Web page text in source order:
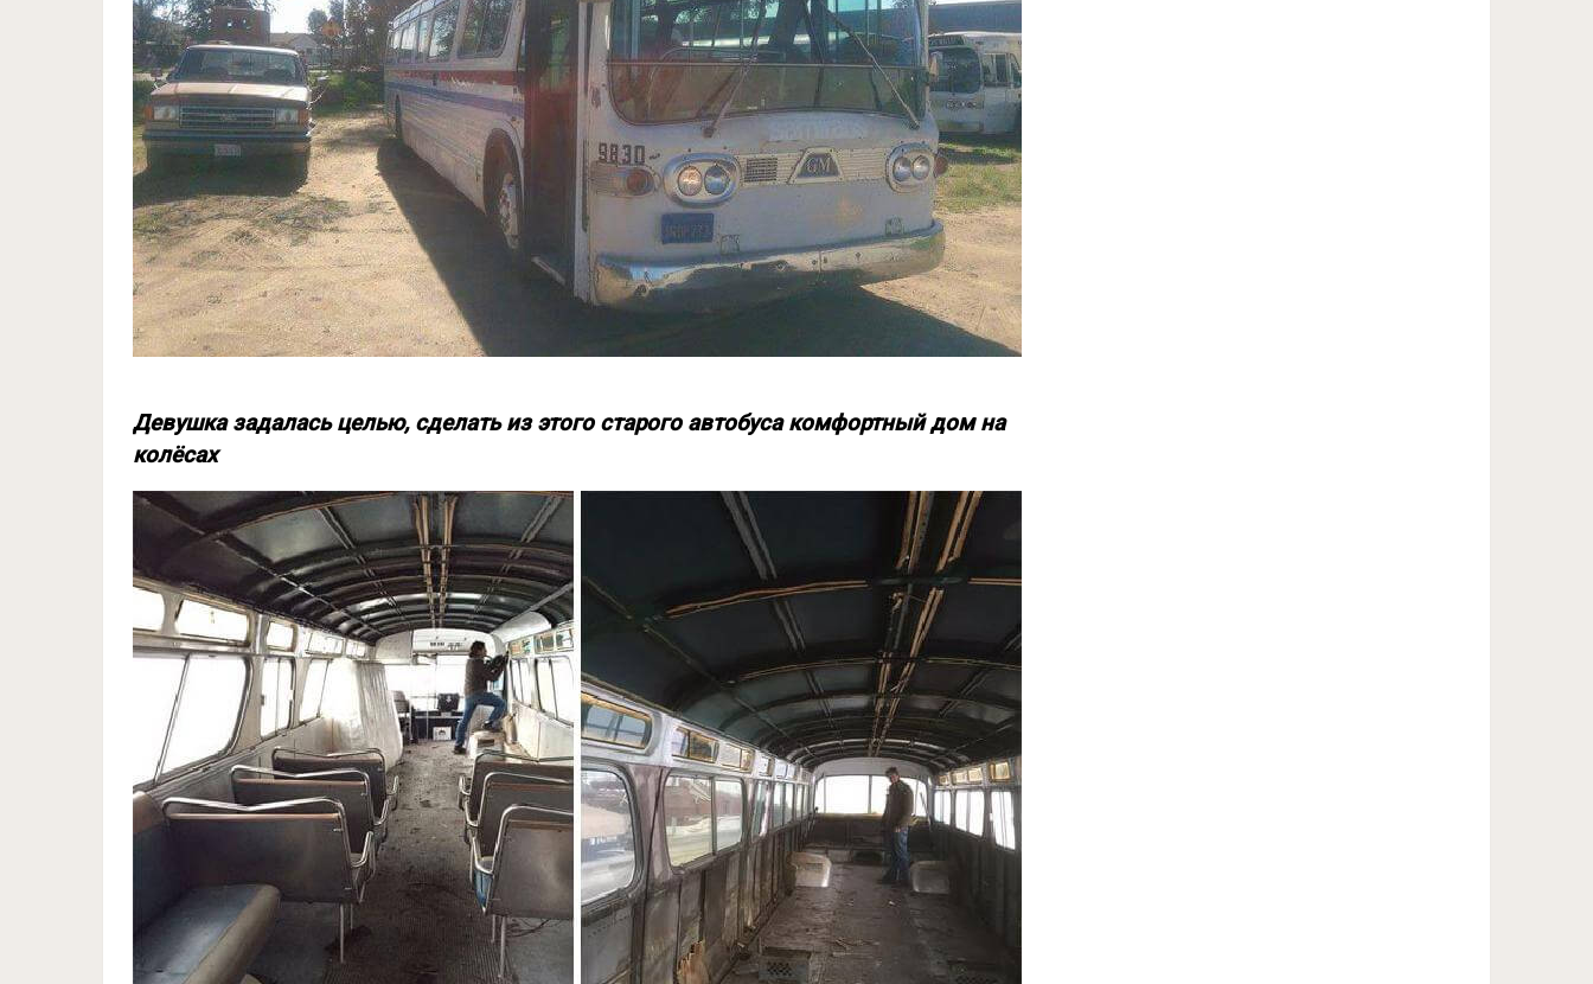
Девушка задалась целью, сделать из этого старого автобуса комфортный дом на
колёсах